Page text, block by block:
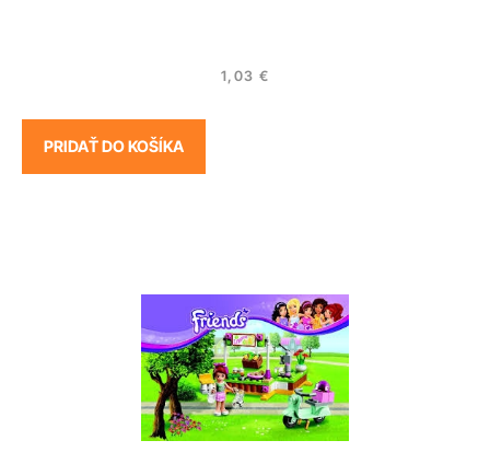
1,03 €
PRIDAŤ DO KOŠÍKA